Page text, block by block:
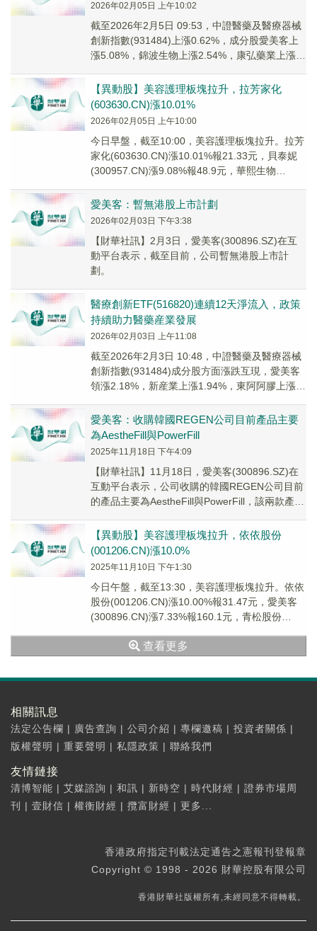
2026年02月05日 上午10:02
截至2026年2月5日 09:53，中證醫藥及醫療器械
創新指數(931484)上漲0.62%，成分股愛美客上
漲5.08%，錦波生物上漲2.54%，康弘藥業上漲
【異動股】美容護理板塊拉升，拉芳家化
(603630.CN)漲10.01%
2026年02月05日 上午10:00
今日早盤，截至10:00，美容護理板塊拉升。拉芳
家化(603630.CN)漲10.01%報21.33元，貝泰妮
(300957.CN)漲9.08%報48.9元，華熙生物
愛美客：暫無港股上市計劃
2026年02月03日 下午3:38
【財華社訊】2月3日，愛美客(300896.SZ)在互
動平台表示，截至目前，公司暫無港股上市計
劃。
醫療創新ETF(516820)連續12天淨流入，政策
持續助力醫藥産業發展
2026年02月03日 上午11:08
截至2026年2月3日 10:48，中證醫藥及醫療器械
創新指數(931484)成分股方面漲跌互現，愛美客
領漲2.18%，新産業上漲1.94%，東阿阿膠上漲
愛美客：收購韓國REGEN公司目前產品主要
為AestheFill與PowerFill
2025年11月18日 下午4:09
【財華社訊】11月18日，愛美客(300896.SZ)在
互動平台表示，公司收購的韓國REGEN公司目前
的產品主要為AestheFill與PowerFill，該兩款產品
【異動股】美容護理板塊拉升，依依股份
(001206.CN)漲10.0%
2025年11月10日 下午1:30
今日午盤，截至13:30，美容護理板塊拉升。依依
股份(001206.CN)漲10.00%報31.47元，愛美客
(300896.CN)漲7.33%報160.1元，青松股份
查看更多
相關訊息
法定公告欄 | 廣告查詢 | 公司介紹 | 專欄邀稿 | 投資者關係 |
版權聲明 | 重要聲明 | 私隱政策 | 聯絡我們
友情鏈接
清博智能 | 艾媒諮詢 | 和訊 | 新時空 | 時代財經 | 證券市場周
刊
| 壹財信 | 權衡財經 | 攬富財經 | 更多...
香港政府指定刊載法定通告之憲報刊登報章
Copyright © 1998 - 2026 財華控股有限公司
香港財華社版權所有,未經同意不得轉載。